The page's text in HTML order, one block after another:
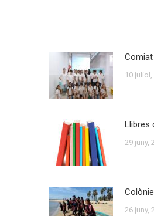
10 juliol,
Llibres
29 juny,
26 juny,